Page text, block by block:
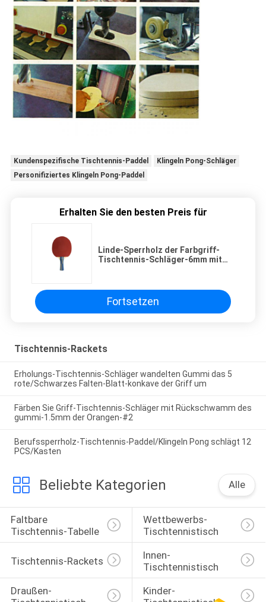
Kundenspezifische Tischtennis-Paddel
Klingeln Pong-Schläger
Personifiziertes Klingeln Pong-Paddel
Erhalten Sie den besten Preis für
Linde-Sperrholz der Farbgriff-
Tischtennis-Schläger-6mm mit
Fortsetzen
Tischtennis-Rackets
Erholungs-Tischtennis-Schläger wandelten Gummi das 5
rote/Schwarzes Falten-Blatt-konkave der Griff um
Färben Sie Griff-Tischtennis-Schläger mit Rückschwamm des
gummi-1.5mm der Orangen-#2
Berufssperrholz-Tischtennis-Paddel/Klingeln Pong schlägt 12
PCS/Kasten
Beliebte Kategorien Alle
Faltbare
Tischtennis-Tabelle
Wettbewerbs-
Tischtennistisch
Tischtennis-Rackets
Innen-
Tischtennistisch
Draußen-
Kinder-